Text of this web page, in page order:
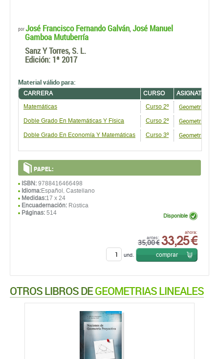
porJosé Francisco Fernando Galván,José Manuel
Gamboa Mutuberría
Sanz Y Torres, S. L.
Edición: 1ª 2017
Material válido para:
CARRERA CURSO
ASIGNATURA
Matemáticas
Curso 2º Geometrias
Doble Grado En Matemáticas Y Física Curso 2º Geometrías
Doble Grado En Economí­a Y Matemáticas Curso 3º Geometrías
PAPEL:
ISBN: 9788416466498
Idioma:Español, Castellano
Medidas:17 x 24
Encuadernación: Rústica
Páginas: 514
antes:
35,00 €
ahora:
33,25 €
Disponible
und. comprar
OTROS LIBROS DEGEOMETRIAS LINEALES